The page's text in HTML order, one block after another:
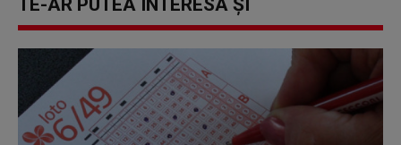
TE-AR PUTEA INTERESA ȘI